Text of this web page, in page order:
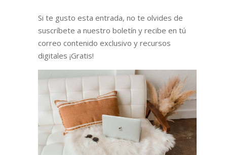
Si te gusto esta entrada, no te olvides de
suscríbete a nuestro boletín y recibe en tú
correo contenido exclusivo y recursos
digitales ¡Gratis!